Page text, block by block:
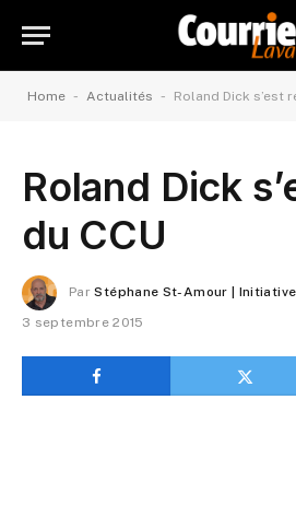
Home - Actualités - Roland Dick s’est
Roland Dick
du CCU
Par Stéphane St-Amour |
3 septembre 2015